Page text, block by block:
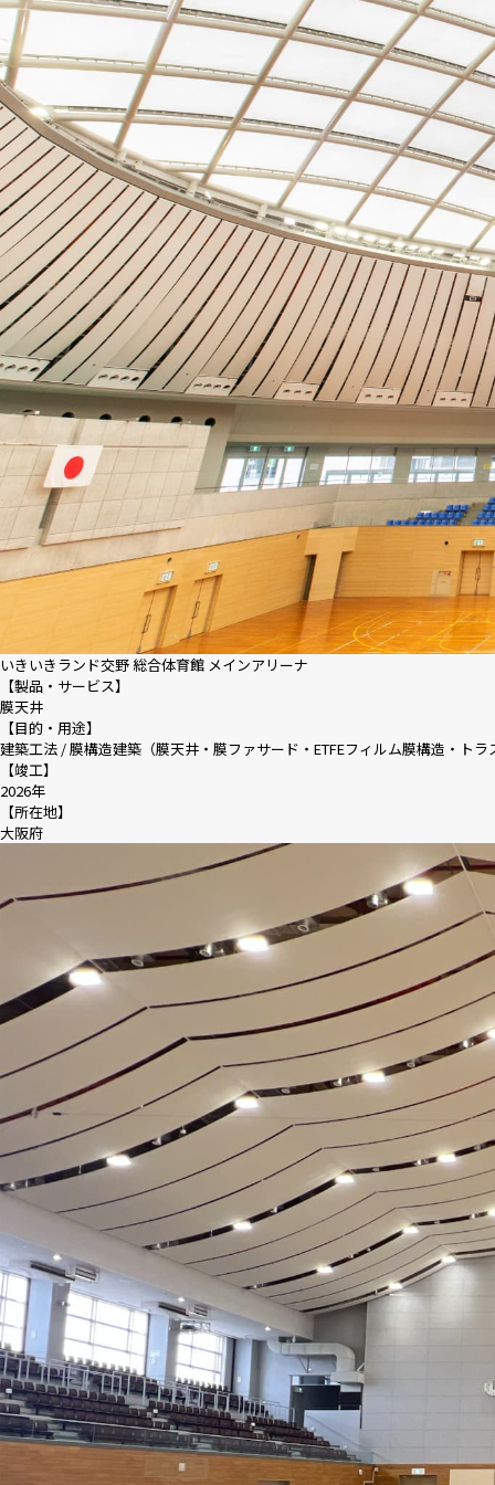
いきいきランド交野 総合体育館 メインアリーナ
【製品・サービス】
膜天井
【目的・用途】
建築工法 / 膜構造建築（膜天井・膜ファサード・ETFEフィルム膜構造・トラ
【竣工】
2026年
【所在地】
大阪府